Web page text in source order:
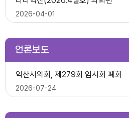
2026년 1분기 홍보예산 운용현황
다다익산(2026.4월호) 의회편
2026-07-07
제278회 익산시의회 임시회 의사일정(안)
2026-06-22
2026-04-01
다다익산(2026.3월호) 의회편
2026-03-03
언론보도
2026-06-26
익산시의회, 제279회 임시회 폐회
2026-07-24
익산시의회 기간제근로자(중증장애 의원 활동보조) 채용 공고
2026-06-30